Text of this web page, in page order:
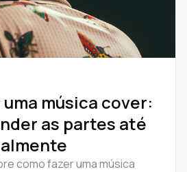
música cover:
as partes até
como fazer uma música